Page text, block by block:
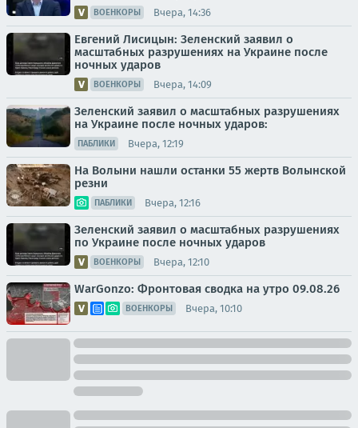
ВОЕНКОРЫ Вчера, 14:36
Евгений Лисицын: Зеленский заявил о
масштабных разрушениях на Украине после
ночных ударов
ВОЕНКОРЫ Вчера, 14:09
Зеленский заявил о масштабных разрушениях
на Украине после ночных ударов:
ПАБЛИКИ Вчера, 12:19
На Волыни нашли останки 55 жертв Волынской
резни
ПАБЛИКИ Вчера, 12:16
Зеленский заявил о масштабных разрушениях
по Украине после ночных ударов
ВОЕНКОРЫ Вчера, 12:10
WarGonzo: Фронтовая сводка на утро 09.08.26
ВОЕНКОРЫ Вчера, 10:10